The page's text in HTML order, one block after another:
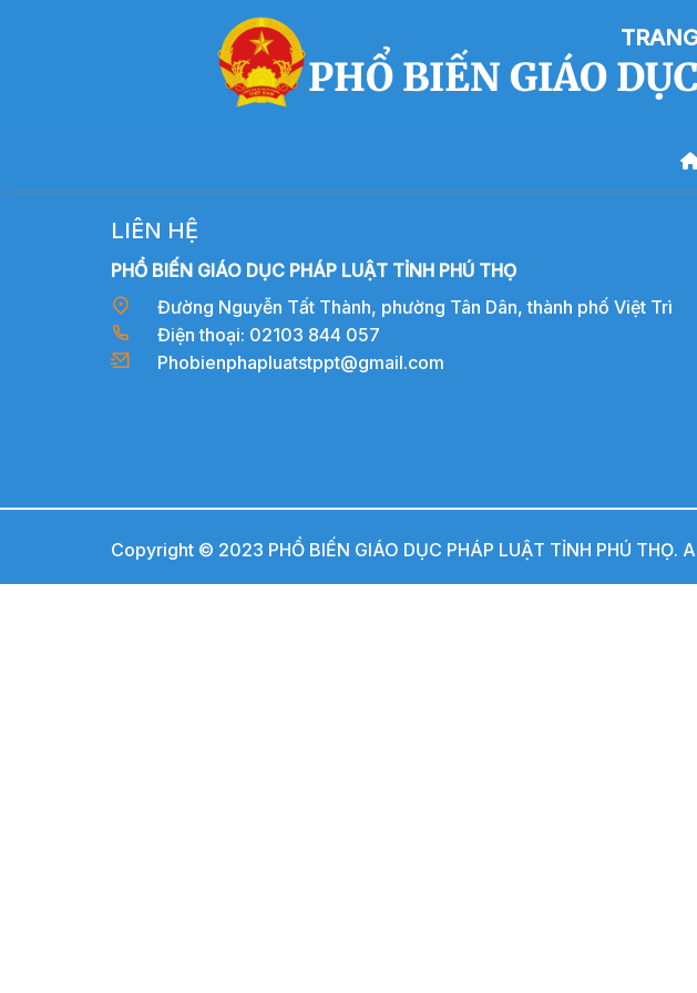
PHỔ BIẾN GIÁO
LIÊN HỆ
PHỔ BIẾN GIÁO DỤC PHÁP LUẬT TỈNH PHÚ THỌ
Đường Nguyễn Tất Thành, phường Tân Dân, thành phố Việt Trì
Điện thoại: 02103 844 057
Phobienphapluatstppt@gmail.com
Copyright © 2023 PHỔ BIẾN GIÁO DỤC PHÁP LUẬT TỈNH PHÚ THỌ.